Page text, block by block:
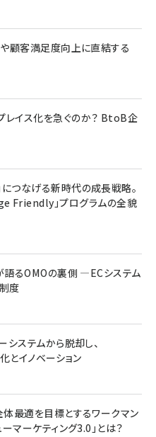
顧客満足度向上に直結する
レイス化を急ぐのか？ BtoB企
つなげる新時代の成長戦略。
Friendly」プログラムの全貌
るOMOの裏側 ―ECシステム
度
システムから脱却し、
とイノベーション
体最適を目標とするワークマン
マーケティング3.0」とは？